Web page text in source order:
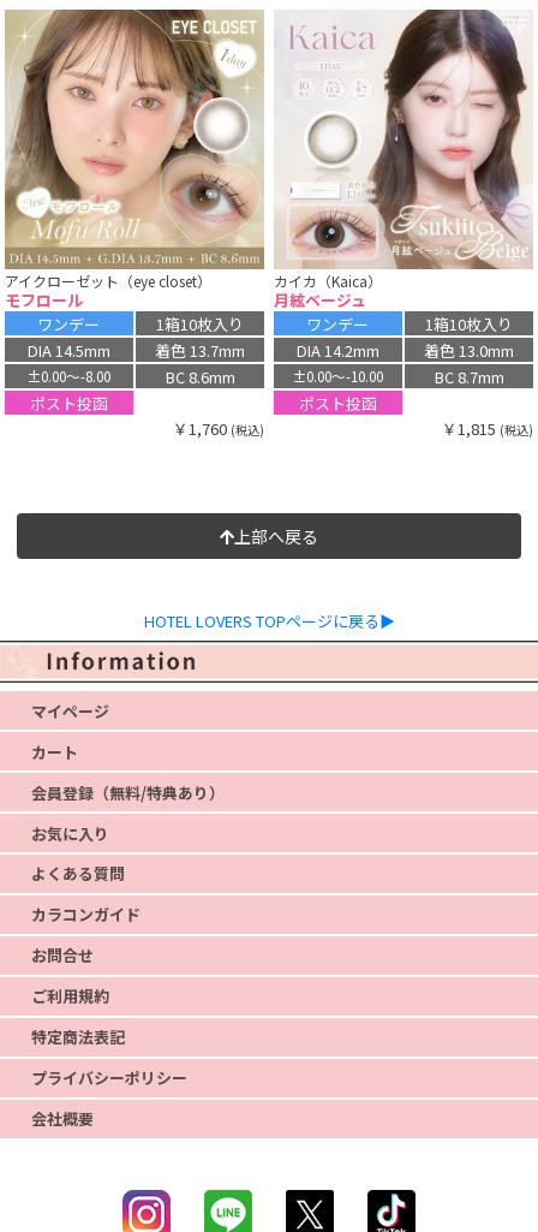
アイクローゼット（eye closet）
モフロール
ワンデー
1箱10枚入り
DIA 14.5mm
着色 13.7mm
±0.00〜-8.00
BC 8.6mm
ポスト投函
￥1,760 (税込)
カイカ（Kaica）
月絃ベージュ
ワンデー
1箱10枚入り
DIA 14.2mm
着色 13.0mm
±0.00〜-10.00
BC 8.7mm
ポスト投函
￥1,815 (税込)
上部へ戻る
HOTEL LOVERS TOPページに戻る▶
マイページ
カート
会員登録（無料/特典あり）
お気に入り
よくある質問
カラコンガイド
お問合せ
ご利用規約
特定商法表記
プライバシーポリシー
会社概要